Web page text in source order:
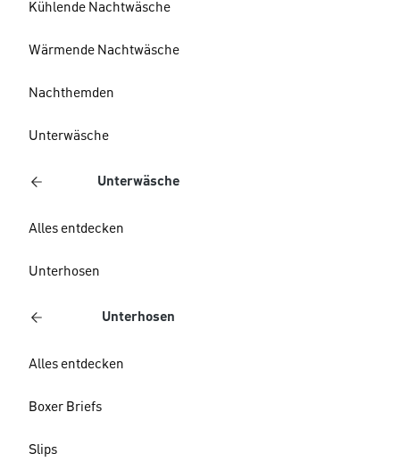
Kühlende Nachtwäsche
Wärmende Nachtwäsche
Nachthemden
Unterwäsche
Unterwäsche
Alles entdecken
Unterhosen
Unterhosen
Alles entdecken
Boxer Briefs
Slips